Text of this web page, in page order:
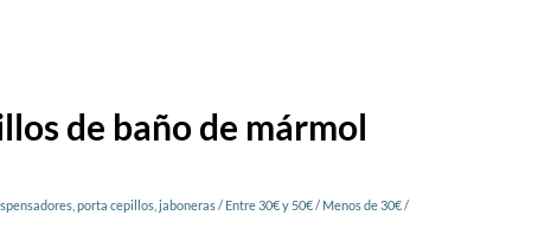
de baño de mármol
porta cepillos, jaboneras/ Entre 30€ y 50€/ Menos de 30€/